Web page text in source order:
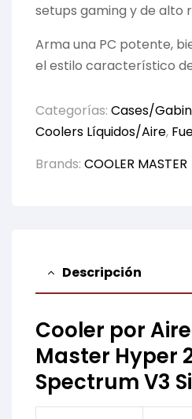
setups gaming y de alto
Arma una PC potente,
el estilo característico
Categorías: Cases/
Coolers Líquidos/Aire,
Brands: COOLER MASTER
Descripción
Cooler por
Master Hyper
Spectrum V3